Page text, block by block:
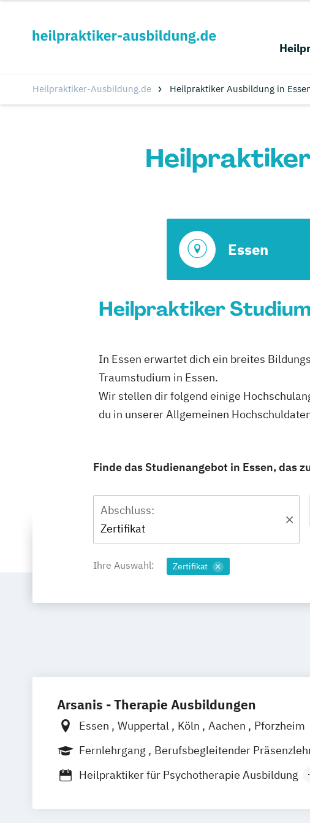
Heilpraktiker-Ausbildung.de Heilpraktiker Ausbildung in
Essen
Heilpraktiker
In Essen erwartet dich ein breites
Traumstudium in Essen.
Wir stellen dir folgend einige
du in unserer Allgemeinen
Finde das Studienangebot in Essen, das
Abschluss:
Zertifikat
Ihre Auswahl: Zertifikat
Arsanis - Therapie Ausbildungen
Essen Wuppertal Köln Aachen
Pforzheim
Düsseldorf
Online
Fernlehrgang
Berufsbegleitender
Heilpraktiker für Psychotherapie Ausbildung